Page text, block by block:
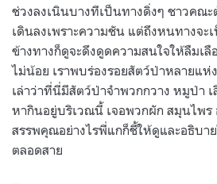
ช่วงลงเนินบางทีเป็นทางดิ่งๆ ชาวคณะ
เดินลงเพราะความชัน แต่ถึงหนทางจะเ
ข้างทางก็ดูจะดึงดูดความสนใจให้ลืมเ
ไม่น้อย เราพบร่องรอยสัตว์ป่าหลายแ
เล่าว่าที่นี่มีสัตว์ป่าจำพวกกวาง หมูป่า
หากินอยู่บริเวณนี้ เจอพวกผัก สมุนไพ
สรรพคุณอย่างไรพี่แกก็ชี้ให้ดูและอธิบา
ตลอดสาย